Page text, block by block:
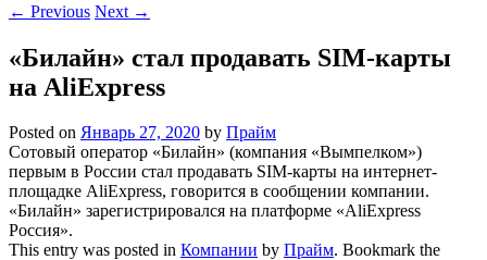
← Previous Next →
«Билайн» стал продавать SIM-карты
на AliExpress
Posted on Январь 27, 2020 by Прайм
Сотовый оператор «Билайн» (компания «Вымпелком»)
первым в России стал продавать SIM-карты на интернет-
площадке AliExpress, говорится в сообщении компании.
«Билайн» зарегистрировался на платформе «AliExpress
Россия».
This entry was posted in Компании by Прайм. Bookmark the